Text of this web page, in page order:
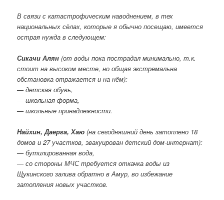
В связи с катастрофическим наводнением, в тех
национальных сёлах, которые я обычно посещаю, имеется
острая нужда в следующем:
Сикачи Алян (от воды пока пострадал минимально, т.к.
стоит на высоком месте, но общая экстремальна
обстановка отражается и на нём):
— детская обувь,
— школьная форма,
— школьные принадлежности.
Найхин, Даерга, Хаю (на сегодняшний день затоплено 18
домов и 27 участков, эвакуирован детский дом-интернат):
— бутилированная вода,
— со стороны МЧС требуется откачка воды из
Щукинского залива обратно в Амур, во избежание
затопления новых участков.